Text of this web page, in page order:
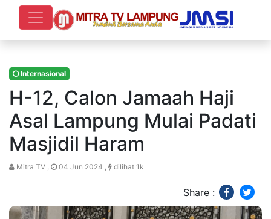
Internasional
H-12, Calon Jamaah Haji
Asal Lampung Mulai Padati
Masjidil Haram
Mitra TV , 04 Jun 2024 , dilihat 1k
Share :